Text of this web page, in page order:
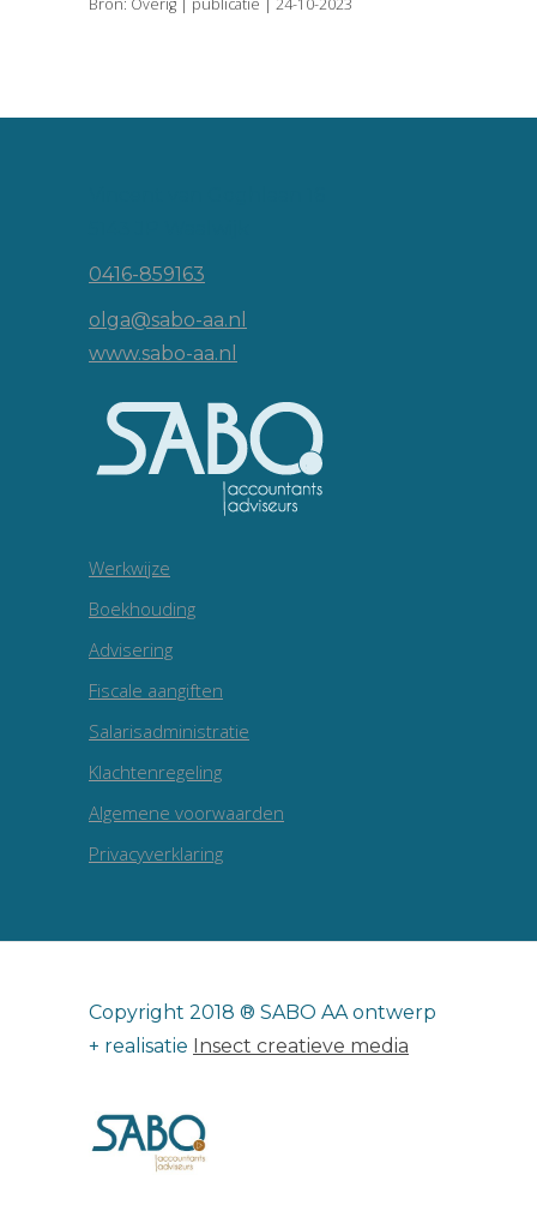
Bron: Overig | publicatie | 24-10-2023
0416-859163
olga@sabo-aa.nl
www.sabo-aa.nl
Werkwijze
Boekhouding
Advisering
Fiscale aangiften
Salarisadministratie
Klachtenregeling
Algemene voorwaarden
Privacyverklaring
Copyright 2018 ® SABO AA ontwerp
+ realisatie Insect creatieve media